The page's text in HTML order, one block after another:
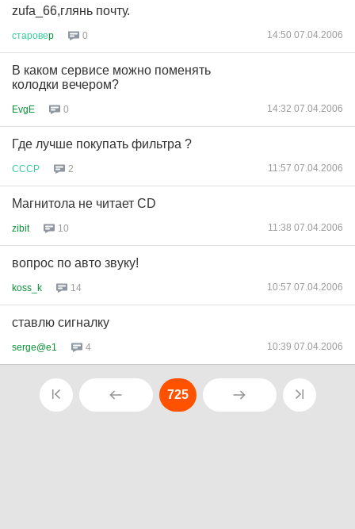
zufa_66,глянь почту.
старовеp 0 14:50 07.04.2006
В каком сервисе можно поменять
колодки вечером?
EvgE 0 14:32 07.04.2006
Где лучше покупать фильтра ?
СССР 2 11:57 07.04.2006
Магнитола не читает CD
zibit 10 11:38 07.04.2006
вопрос по авто звуку!
koss_k 14 10:57 07.04.2006
ставлю сигналку
serge@e1 4 10:39 07.04.2006
725